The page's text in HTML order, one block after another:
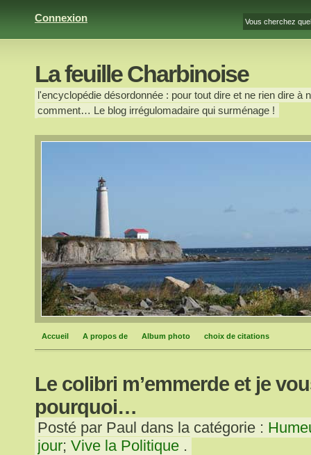
Connexion
La feuille Charbinoise
l'encyclopédie désordonnée : pour tout dire et ne rien dire
comment… Le blog irrégulomadaire qui surménage !
Accueil A propos de Album photo choix de citations
Le colibri m’emmerde et je
pourquoi…
Posté par Paul dans la catégorie :
jour; Vive la Politique .